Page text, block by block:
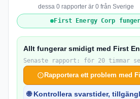
dessa 0 rapporter är 0 från Sverige
First Energy Corp
Allt fungerar smidigt med First
Senaste rapport: för 20 timmar
Rapportera ett problem med
🌐 Kontrollera svarstider,